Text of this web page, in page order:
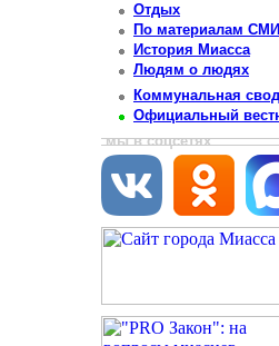
Отдых
По материалам СМИ
История Миасса
Людям о людях
Коммунальная
Официальный
мы в соцсетях